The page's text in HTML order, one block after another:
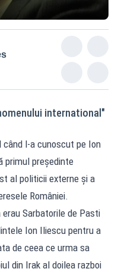
international"
când l-a cunoscut pe Ion
primul președinte
al politicii externe și a
României.
erau Sarbatorile de Pasti
Ion Iliescu pentru a
de ceea ce urma sa
din Irak al doilea razboi